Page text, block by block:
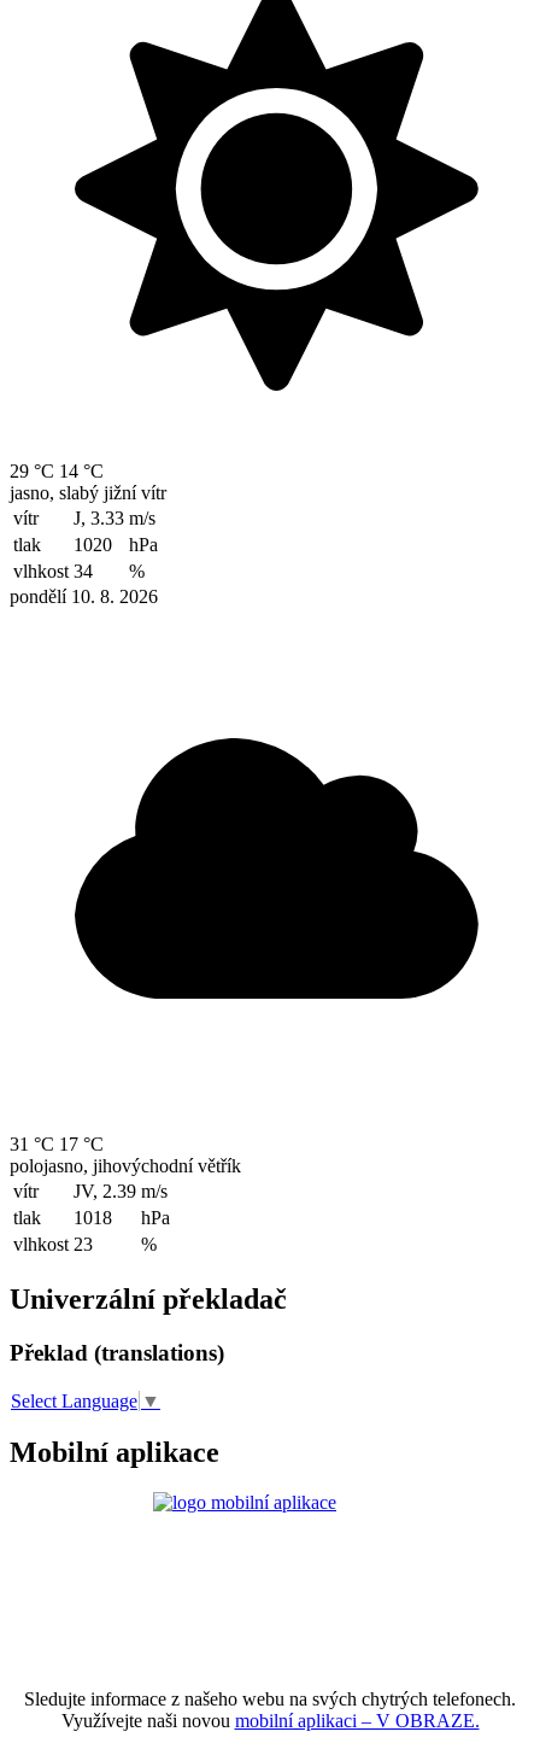
29 °C 14 °C
jasno, slabý jižní vítr
vítr
J, 3.33 m/s
tlak
1020
hPa
vlhkost 34
%
pondělí 10. 8. 2026
31 °C 17 °C
polojasno, jihovýchodní větřík
vítr
JV, 2.39 m/s
tlak
1018
hPa
vlhkost 23 %
Univerzální překladač
Překlad (translations)
Select Language ▼
Mobilní aplikace
Sledujte informace z našeho webu na svých chytrých telefonech.
Využívejte naši novou mobilní aplikaci – V OBRAZE.